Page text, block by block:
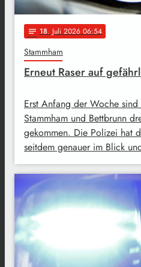
notes 18. Juli 2026 06:54
Stammham
Erneut Raser auf
Erst Anfang der Woche
Stammham und Bettbrunn
gekommen. Die Polizei hat
seitdem genauer im Blick